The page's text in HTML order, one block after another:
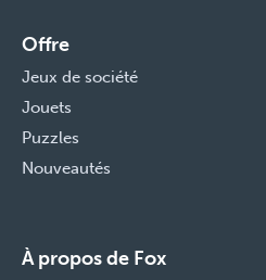
Offre
Jeux de société
Jouets
Puzzles
Nouveautés
À propos de Fox